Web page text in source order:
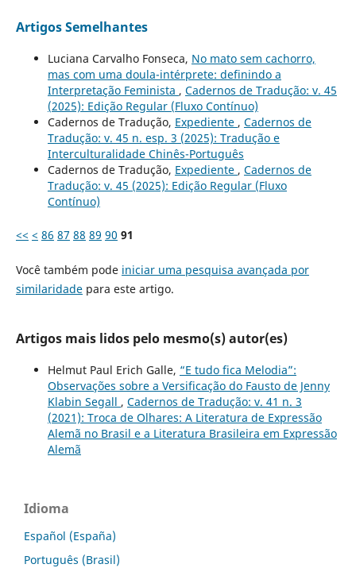
Artigos Semelhantes
Luciana Carvalho Fonseca, No mato sem cachorro,
mas com uma doula-intérprete: definindo a
Interpretação Feminista , Cadernos de Tradução: v. 45
(2025): Edição Regular (Fluxo Contínuo)
Cadernos de Tradução, Expediente , Cadernos de
Tradução: v. 45 n. esp. 3 (2025): Tradução e
Interculturalidade Chinês-Português
Cadernos de Tradução, Expediente , Cadernos de
Tradução: v. 45 (2025): Edição Regular (Fluxo
Contínuo)
<< < 86 87 88 89 90 91
Você também pode iniciar uma pesquisa avançada por
similaridadepara este artigo.
Artigos mais lidos pelo mesmo(s) autor(es)
Helmut Paul Erich Galle, “E tudo fica Melodia”:
Observações sobre a Versificação do Fausto de Jenny
Klabin Segall , Cadernos de Tradução: v. 41 n. 3
(2021): Troca de Olhares: A Literatura de Expressão
Alemã no Brasil e a Literatura Brasileira em Expressão
Alemã
Idioma
Español (España)
Português (Brasil)